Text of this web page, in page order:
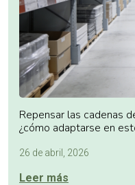
Repensar las cadenas
¿cómo adaptarse en
26 de abril, 2026
Leer más